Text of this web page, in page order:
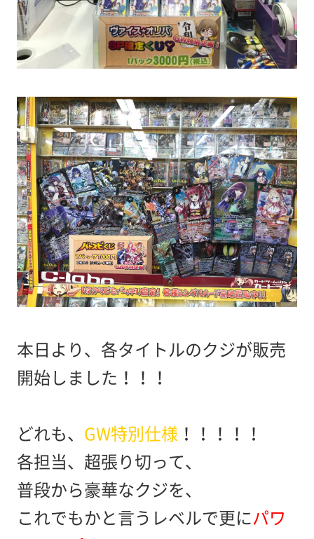
本日より、各タイトルのクジが販売
開始しました！！！
どれも、 GW特別仕様 ！！！！！
各担当、超張り切って、
普段から豪華なクジを、
これでもかと言うレベルで更にパワ